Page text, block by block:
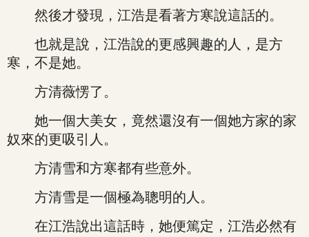
然後才發現，江浩是看著方寒說這話的。
也就是說，江浩說的更感興趣的人，是方
寒，不是她。
方清薇愣了。
她一個大美女，竟然還沒有一個她方家的家
奴來的更吸引人。
方清雪和方寒都有些意外。
方清雪是一個極為聰明的人。
在江浩說出這話時，她便篤定，江浩必然有